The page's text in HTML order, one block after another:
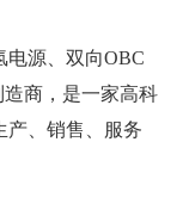
电源、双向OBC
造商，是一家高科
产、销售、服务